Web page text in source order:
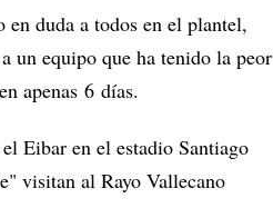
en duda a todos en el plantel,
un equipo que ha tenido la peor
apenas 6 días.
Eibar en el estadio Santiago
visitan al Rayo Vallecano